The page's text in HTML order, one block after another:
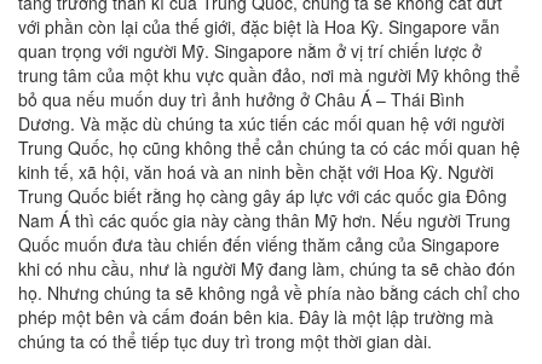
với phần còn lại của thế giới, đặc biệt là Hoa Kỳ. Singapore vẫn
quan trọng với người Mỹ. Singapore nằm ở vị trí chiến lược ở
trung tâm của một khu vực quần đảo, nơi mà người Mỹ không thể
bỏ qua nếu muốn duy trì ảnh hưởng ở Châu Á – Thái Bình
Dương. Và mặc dù chúng ta xúc tiến các mối quan hệ với người
Trung Quốc, họ cũng không thể cản chúng ta có các mối quan hệ
kinh tế, xã hội, văn hoá và an ninh bền chặt với Hoa Kỳ. Người
Trung Quốc biết rằng họ càng gây áp lực với các quốc gia Đông
Nam Á thì các quốc gia này càng thân Mỹ hơn. Nếu người Trung
Quốc muốn đưa tàu chiến đến viếng thăm cảng của Singapore
khi có nhu cầu, như là người Mỹ đang làm, chúng ta sẽ chào đón
họ. Nhưng chúng ta sẽ không ngả về phía nào bằng cách chỉ cho
phép một bên và cấm đoán bên kia. Đây là một lập trường mà
chúng ta có thể tiếp tục duy trì trong một thời gian dài.